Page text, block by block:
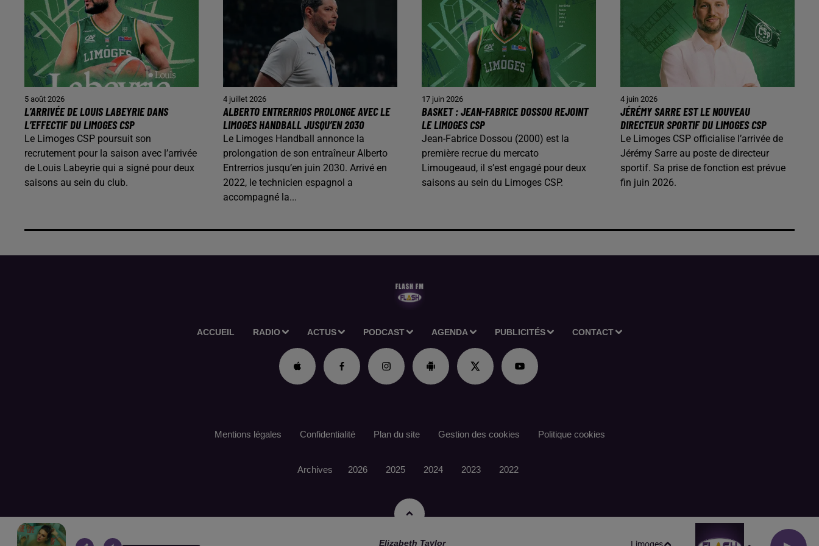
5 août 2026
L’ARRIVÉE DE LOUIS LABEYRIE DANS
L’EFFECTIF DU LIMOGES CSP
Le Limoges CSP poursuit son
recrutement pour la saison avec l’arrivée
de Louis Labeyrie qui a signé pour deux
saisons au sein du club.
4 juillet 2026
ALBERTO ENTRERRIOS PROLONGE AVEC LE
LIMOGES HANDBALL JUSQU’EN 2030
Le Limoges Handball annonce la
prolongation de son entraîneur Alberto
Entrerrios jusqu’en juin 2030. Arrivé en
2022, le technicien espagnol a
accompagné la...
17 juin 2026
BASKET : JEAN-FABRICE DOSSOU REJOINT
LE LIMOGES CSP
Jean-Fabrice Dossou (2000) est la
première recrue du mercato
Limougeaud, il s’est engagé pour deux
saisons au sein du Limoges CSP.
4 juin 2026
JÉRÉMY SARRE EST LE NOUVEAU
DIRECTEUR SPORTIF DU LIMOGES CSP
Le Limoges CSP officialise l’arrivée de
Jérémy Sarre au poste de directeur
sportif. Sa prise de fonction est prévue
fin juin 2026.
ACCUEIL RADIO ACTUS PODCAST AGENDA PUBLICITÉS CONTACT
Elizabeth Taylor
Mentions légales Confidentialité Plan du site Gestion des cookies Politique cookies
Archives 2026 2025 2024 2023 2022